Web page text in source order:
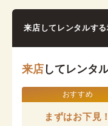
来店してレンタルする
来店 してレンタ
おすすめ
まずはお下見！